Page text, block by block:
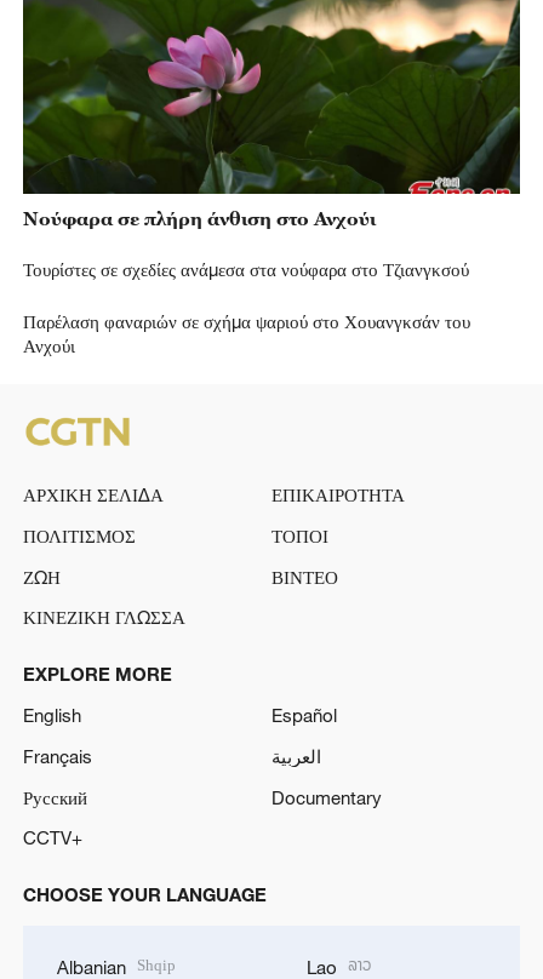
Νούφαρα σε πλήρη άνθιση στο Ανχούι
Τουρίστες σε σχεδίες ανάμεσα στα νούφαρα στο Τζιανγκσού
Παρέλαση φαναριών σε σχήμα ψαριού στο Χουανγκσάν του
Ανχούι
ΑΡΧΙΚΗ ΣΕΛΙΔΑ
ΕΠΙΚΑΙΡΟΤΗΤΑ
ΠΟΛΙΤΙΣΜΟΣ
ΤΟΠΟΙ
ΖΩΗ
ΒΙΝΤΕΟ
ΚΙΝΕΖΙΚΗ ΓΛΩΣΣΑ
EXPLORE MORE
English
Español
Français
العربية
Русский
Documentary
CCTV+
CHOOSE YOUR LANGUAGE
Albanian Shqip Lao ລາວ